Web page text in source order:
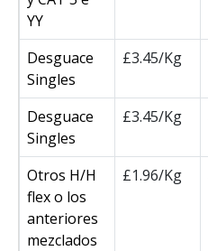
YY
Desguace
Singles
£3.45/Kg
Desguace
Singles
£3.45/Kg
Otros H/H
flex o los
anteriores
mezclados
£1.96/Kg